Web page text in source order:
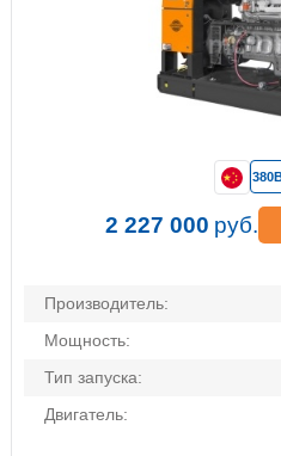
Производитель:
Мощность:
Тип запуска:
Двигатель:
2 227 000 руб.